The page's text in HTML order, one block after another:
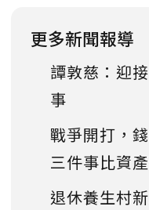
更多新聞報導
譚敦慈：迎
事
戰爭開打，
三件事比資
退休養生村